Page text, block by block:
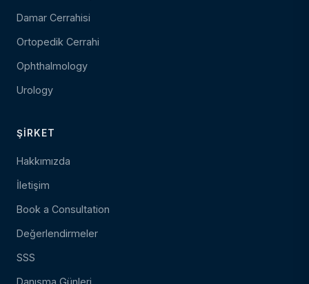
Damar Cerrahisi
Ortopedik Cerrahi
Ophthalmology
Urology
ŞIRKET
Hakkımızda
İletişim
Book a Consultation
Değerlendirmeler
SSS
Danışma Günleri